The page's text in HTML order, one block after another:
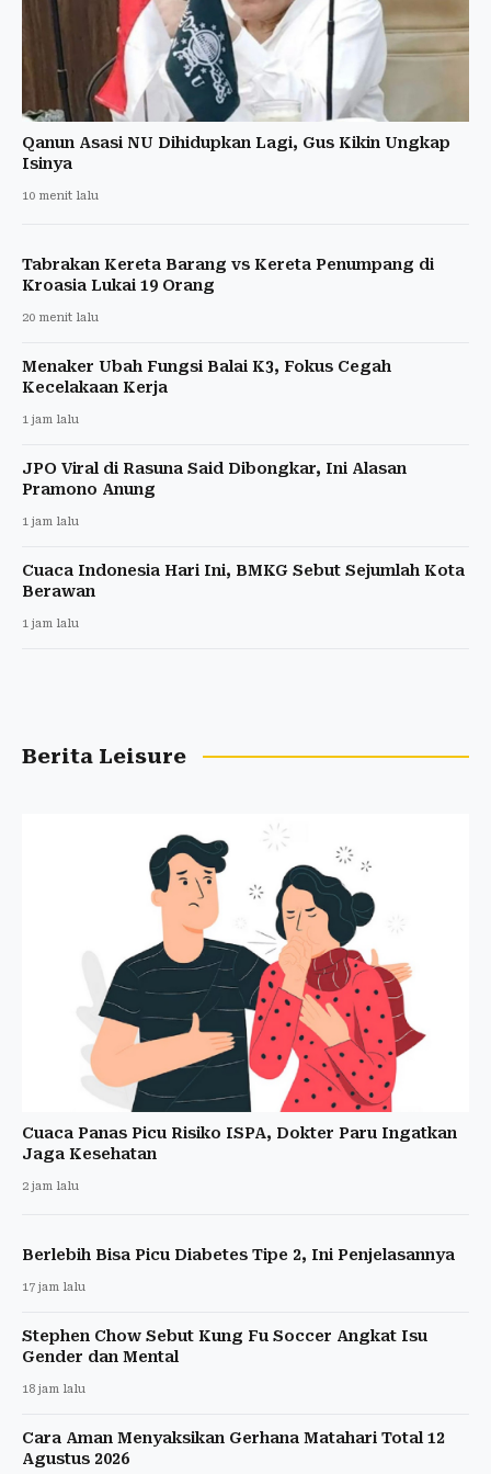
Qanun Asasi NU Dihidupkan Lagi, Gus Kikin Ungkap
Isinya
10 menit lalu
Tabrakan Kereta Barang vs Kereta Penumpang di
Kroasia Lukai 19 Orang
20 menit lalu
Menaker Ubah Fungsi Balai K3, Fokus Cegah
Kecelakaan Kerja
1 jam lalu
JPO Viral di Rasuna Said Dibongkar, Ini Alasan
Pramono Anung
1 jam lalu
Cuaca Indonesia Hari Ini, BMKG Sebut Sejumlah Kota
Berawan
1 jam lalu
Berita Leisure
Cuaca Panas Picu Risiko ISPA, Dokter Paru Ingatkan
Jaga Kesehatan
2 jam lalu
Berlebih Bisa Picu Diabetes Tipe 2, Ini Penjelasannya
17 jam lalu
Stephen Chow Sebut Kung Fu Soccer Angkat Isu
Gender dan Mental
18 jam lalu
Cara Aman Menyaksikan Gerhana Matahari Total 12
Agustus 2026